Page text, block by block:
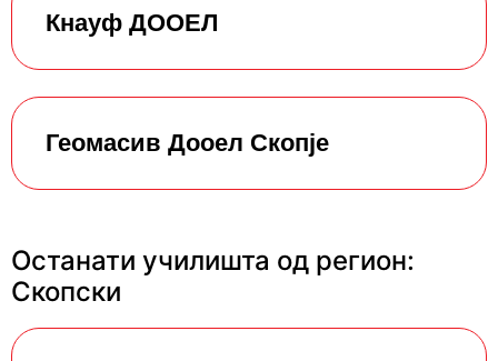
Кнауф ДООЕЛ
Геомасив Дооел Скопје
Останати училишта од регион:
Скопски